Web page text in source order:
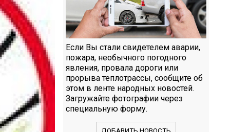
Если Вы стали свидетелем аварии,
пожара, необычного погодного
явления, провала дороги или
прорыва теплотрассы, сообщите об
этом в ленте народных новостей.
Загружайте фотографии через
специальную форму.